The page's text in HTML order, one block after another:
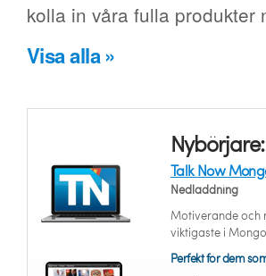
kolla in våra fulla produkter
Visa alla »
Nybörjare:
Talk Now
Nedladdning
Motiverande och
viktigaste i
Perfekt för dem